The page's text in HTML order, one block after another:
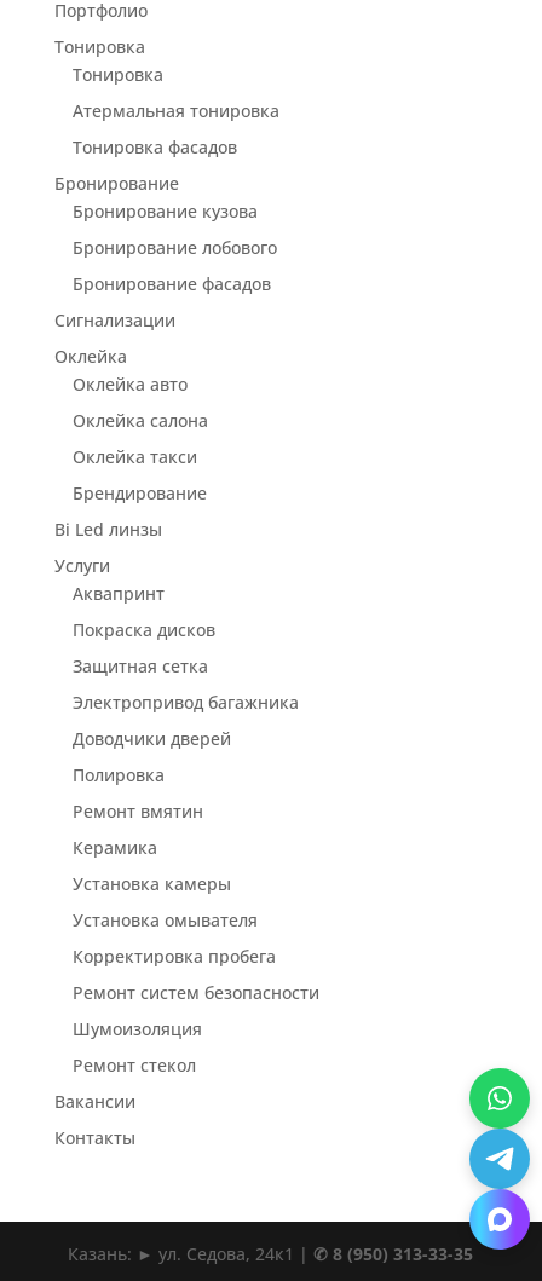
Портфолио
Тонировка
Тонировка
Атермальная тонировка
Тонировка фасадов
Бронирование
Бронирование кузова
Бронирование лобового
Бронирование фасадов
Сигнализации
Оклейка
Оклейка авто
Оклейка салона
Оклейка такси
Брендирование
Bi Led линзы
Услуги
Аквапринт
Покраска дисков
Защитная сетка
Электропривод багажника
Доводчики дверей
Полировка
Ремонт вмятин
Керамика
Установка камеры
Установка омывателя
Корректировка пробега
Ремонт систем безопасности
Шумоизоляция
Ремонт стекол
Вакансии
Контакты
Казань: ► ул. Седова, 24к1 |✆ 8 (950) 313-33-35